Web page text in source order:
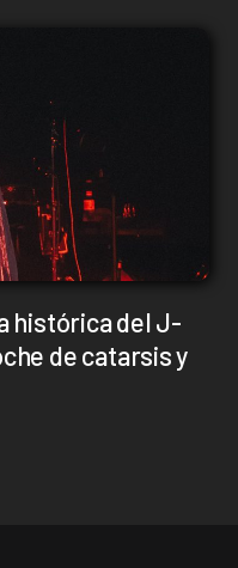
histórica del J-
de catarsis y